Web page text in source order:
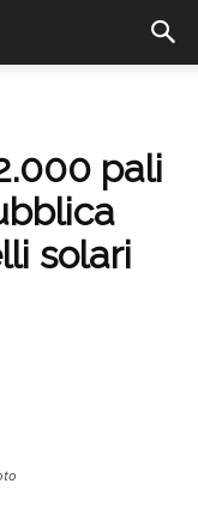
pali
solari